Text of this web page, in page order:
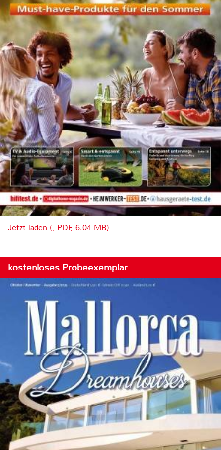
Jetzt laden (, PDF, 6.04 MB)
kostenloses Probeexemplar